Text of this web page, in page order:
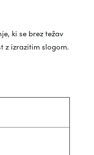
ki se brez težav
z izrazitim slogom.